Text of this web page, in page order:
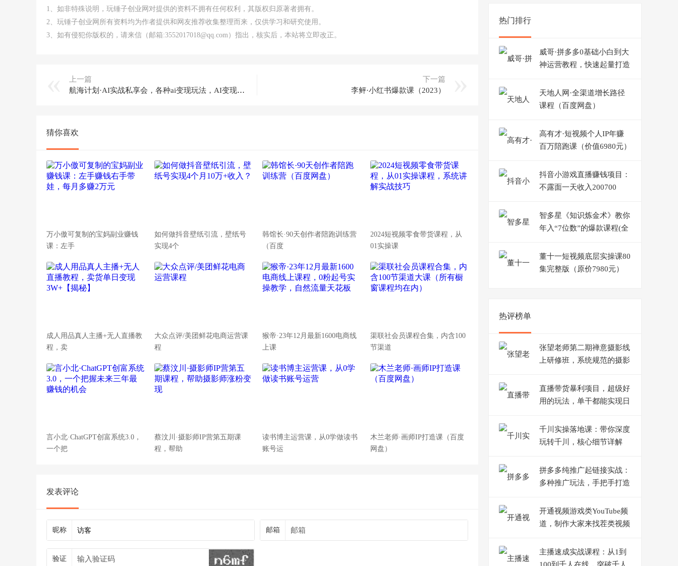
1、如非特殊说明，玩锤子创业网对提供的资料不拥有任何权利，其版权归原著者拥有。
2、玩锤子创业网所有资料均为作者提供和网友推荐收集整理而来，仅供学习和研究使用。
3、如有侵犯你版权的，请来信（邮箱:3552017018@qq.com）指出，核实后，本站将立即改正。
上一篇
航海计划·AI实战私享会，各种ai变现玩法，AI变现思路
下一篇
李鲆·小红书爆款课（2023）
猜你喜欢
万小傲可复制的宝妈副业赚钱
课：左手
如何做抖音壁纸引流，壁纸号
实现4个
韩馆长·90天创作者陪跑训练营
（百度
2024短视频零食带货课程，从
01实操课
成人用品真人主播+无人直播教
程，卖
大众点评/美团鲜花电商运营课
程
猴帝·23年12月最新1600电商线
上课
渠联社会员课程合集，内含100
节渠道
言小北·ChatGPT创富系统3.0，
一个把
蔡汶川·摄影师IP营第五期课
程，帮助
读书博主运营课，从0学做读书
账号运
木兰老师·画师IP打造课（百度
网盘）
发表评论
昵称 邮箱
验证
热门排行
威哥·拼多多0基础小白到大
神运营教程，快速起量打造
天地人网·全渠道增长路径
课程（百度网盘）
高有才·短视频个人IP年赚
百万陪跑课（价值6980元）
抖音小游戏直播赚钱项目：
不露面一天收入200700
智多星《知识炼金术》教你
年入“7位数”的爆款课程(全
董十一短视频底层实操课80
集完整版（原价7980元）
热评榜单
张望老师第二期禅意摄影线
上研修班，系统规范的摄影
味小技巧
直播带货暴利项目，超级好
用的玩法，单干都能实现日
千川实操落地课：带你深度
玩转千川，核心细节详解
拼多多纯推广起链接实战：
多种推广玩法，手把手打造
开通视频游戏类YouTube频
道，制作大家来找茬类视频
主播速成实战课程：从1到